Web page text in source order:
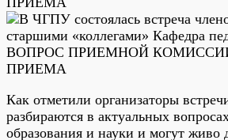
Как отметили организаторы
разбираются в актуальных
образования и науки и могут живо